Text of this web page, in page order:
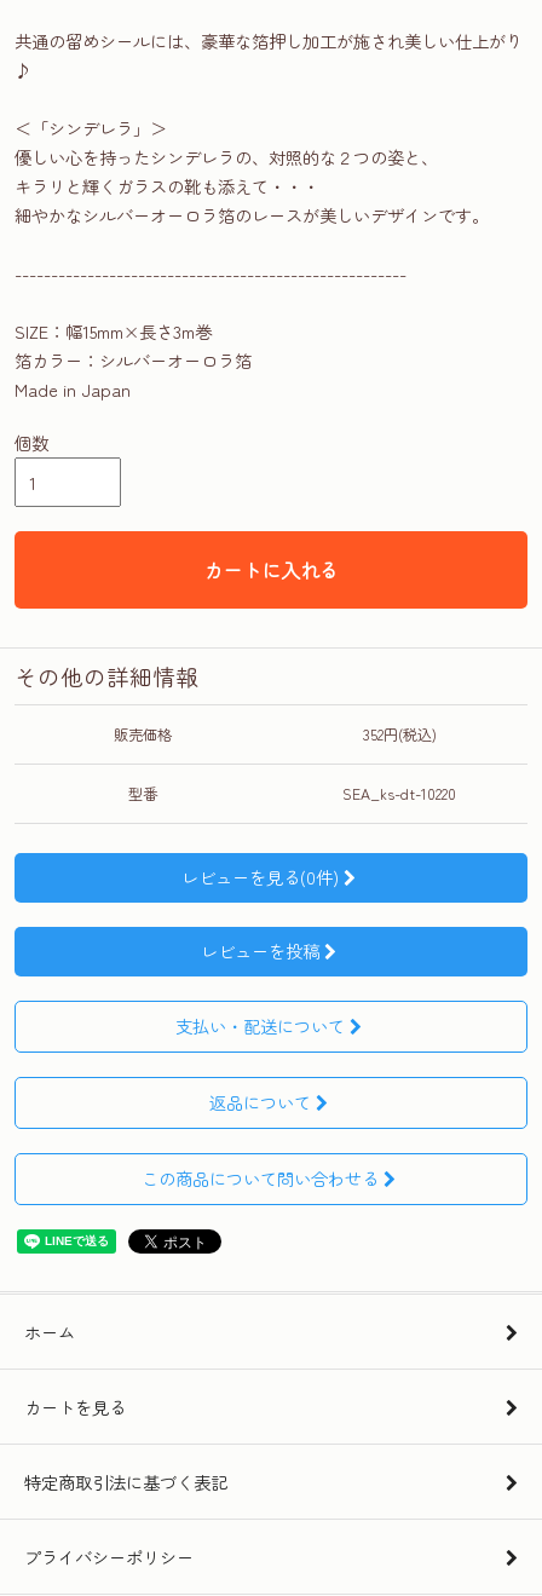
共通の留めシールには、豪華な箔押し加工が施され美しい仕上がり
♪
＜「シンデレラ」＞
優しい心を持ったシンデレラの、対照的な２つの姿と、
キラリと輝くガラスの靴も添えて・・・
細やかなシルバーオーロラ箔のレースが美しいデザインです。
------------------------------------------------------
SIZE：幅15mm×長さ3m巻
箔カラー：シルバーオーロラ箔
Made in Japan
個数
カートに入れる
その他の詳細情報
販売価格 352円(税込)
型番 SEA_ks-dt-10220
レビューを見る(0件)
レビューを投稿
支払い・配送について
返品について
この商品について問い合わせる
ホーム
カートを見る
特定商取引法に基づく表記
プライバシーポリシー